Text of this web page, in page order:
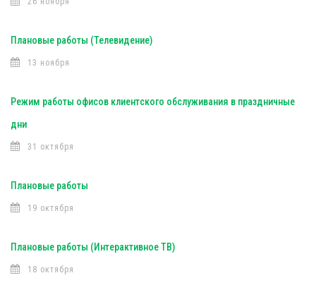
Плановые работы (Телевидение)
13 ноября
Режим работы офисов клиентского обслуживания в праздничные
дни
31 октября
Плановые работы
19 октября
Плановые работы (Интерактивное ТВ)
18 октября